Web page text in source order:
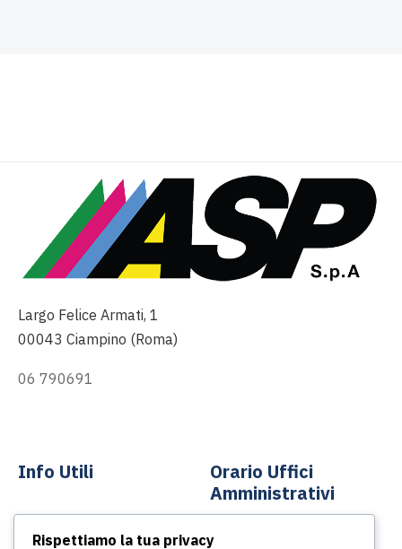
Largo Felice Armati, 1
00043 Ciampino (Roma)
06 790691
Info Utili
Orario Uffici
Amministrativi
Dal lunedì al venerdì
Rispettiamo la tua privacy